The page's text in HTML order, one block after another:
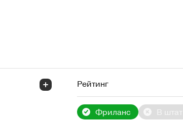
Рейтинг
Фриланс В штат